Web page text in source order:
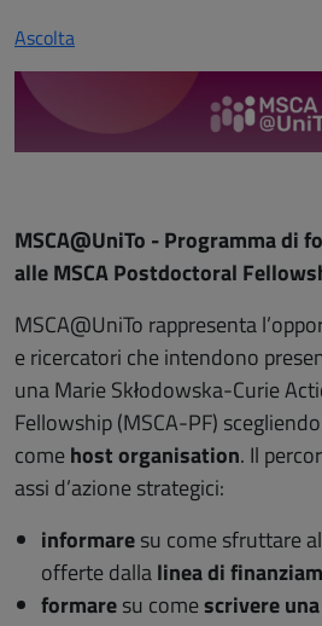
Ascolta
MSCA@UniTo - Programma di
alle MSCA Postdoctoral
MSCA@UniTo rappresenta
e ricercatori che intendono
una Marie Skłodowska-Curie
Fellowship (MSCA-PF)
comehost organisation. Il
assi d’azione strategici:
informaresu come sfruttare
offerte dallalinea di
formaresu comescrivere